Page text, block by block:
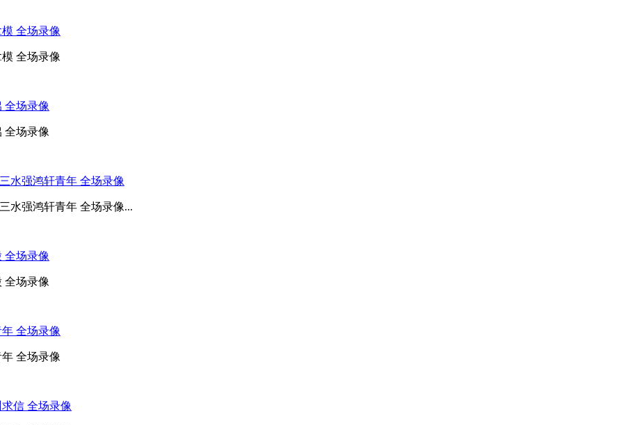
全场录像
全场录像
全场录像
全场录像
水强鸿轩青年 全场录像
水强鸿轩青年 全场录像...
全场录像
全场录像
全场录像
全场录像
信 全场录像